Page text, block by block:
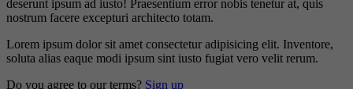
deserunt ipsum ad iusto! Praesentium error nobis tenetur at, quis
nostrum facere excepturi architecto totam.
Lorem ipsum dolor sit amet consectetur adipisicing elit. Inventore,
soluta alias eaque modi ipsum sint iusto fugiat vero velit rerum.
Do you agree to our terms? Sign up